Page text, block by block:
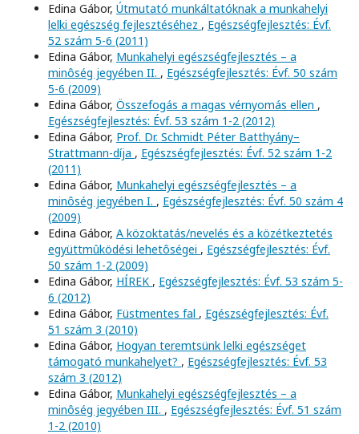
Edina Gábor, Útmutató munkáltatóknak a munkahelyi
lelki egészség fejlesztéséhez , Egészségfejlesztés: Évf.
52 szám 5-6 (2011)
Edina Gábor, Munkahelyi egészségfejlesztés – a
minôség jegyében II. , Egészségfejlesztés: Évf. 50 szám
5-6 (2009)
Edina Gábor, Összefogás a magas vérnyomás ellen ,
Egészségfejlesztés: Évf. 53 szám 1-2 (2012)
Edina Gábor, Prof. Dr. Schmidt Péter Batthyány–
Strattmann-díja , Egészségfejlesztés: Évf. 52 szám 1-2
(2011)
Edina Gábor, Munkahelyi egészségfejlesztés – a
minôség jegyében I. , Egészségfejlesztés: Évf. 50 szám 4
(2009)
Edina Gábor, A közoktatás/nevelés és a közétkeztetés
együttmûködési lehetôségei , Egészségfejlesztés: Évf.
50 szám 1-2 (2009)
Edina Gábor, HÍREK , Egészségfejlesztés: Évf. 53 szám 5-
6 (2012)
Edina Gábor, Füstmentes fal , Egészségfejlesztés: Évf.
51 szám 3 (2010)
Edina Gábor, Hogyan teremtsünk lelki egészséget
támogató munkahelyet? , Egészségfejlesztés: Évf. 53
szám 3 (2012)
Edina Gábor, Munkahelyi egészségfejlesztés – a
minôség jegyében III. , Egészségfejlesztés: Évf. 51 szám
1-2 (2010)